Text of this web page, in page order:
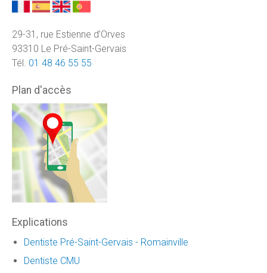
29-31, rue Estienne d’Orves
93310 Le Pré-Saint-Gervais
Tél. 01 48 46 55 55
Plan d'accès
Explications
Dentiste Pré-Saint-Gervais - Romainville
Dentiste CMU